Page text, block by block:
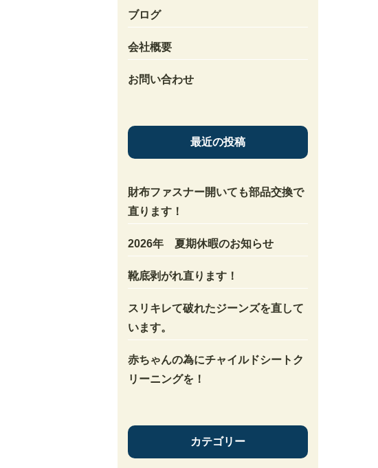
ブログ
会社概要
お問い合わせ
最近の投稿
財布ファスナー開いても部品交換で
直ります！
2026年 夏期休暇のお知らせ
靴底剥がれ直ります！
スリキレて破れたジーンズを直して
います。
赤ちゃんの為にチャイルドシートク
リーニングを！
カテゴリー